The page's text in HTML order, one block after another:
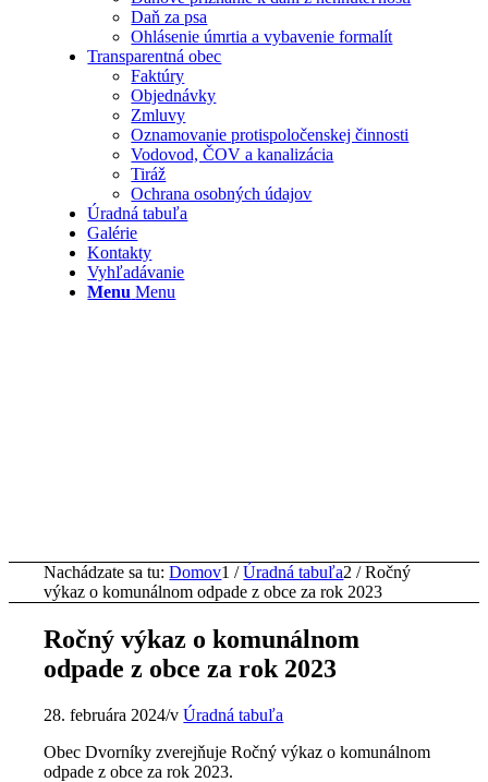
Daň za psa
Ohlásenie úmrtia a vybavenie formalít
Transparentná obec
Faktúry
Objednávky
Zmluvy
Oznamovanie protispoločenskej činnosti
Vodovod, ČOV a kanalizácia
Tiráž
Ochrana osobných údajov
Úradná tabuľa
Galérie
Kontakty
Vyhľadávanie
Menu Menu
Nachádzate sa tu: Domov1 / Úradná tabuľa2 / Ročný
výkaz o komunálnom odpade z obce za rok 2023
Ročný výkaz o komunálnom
odpade z obce za rok 2023
28. februára 2024/vÚradná tabuľa
Obec Dvorníky zverejňuje Ročný výkaz o komunálnom
odpade z obce za rok 2023.